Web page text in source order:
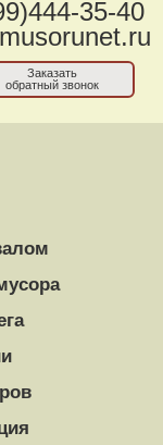
35-40
Заказать
обратный звонок